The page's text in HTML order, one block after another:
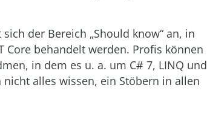
der Bereich „Should know“ an, in
Core behandelt werden. Profis können
in dem es u. a. um C# 7, LINQ und
alles wissen, ein Stöbern in allen